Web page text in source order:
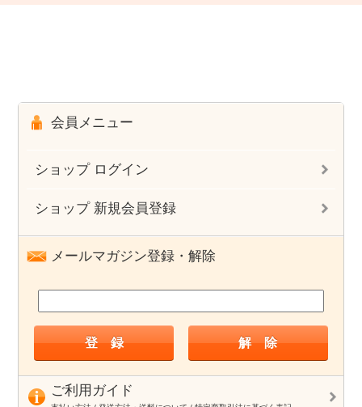
会員メニュー
ショップ ログイン
ショップ 新規会員登録
メールマガジン登録・解除
ご利用ガイド